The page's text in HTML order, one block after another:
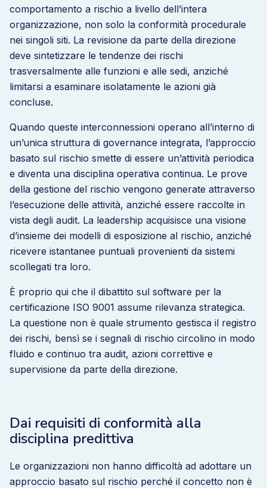
comportamento a rischio a livello dell’intera
organizzazione, non solo la conformità procedurale
nei singoli siti. La revisione da parte della direzione
deve sintetizzare le tendenze dei rischi
trasversalmente alle funzioni e alle sedi, anziché
limitarsi a esaminare isolatamente le azioni già
concluse.
Quando queste interconnessioni operano all’interno di
un’unica struttura di governance integrata, l’approccio
basato sul rischio smette di essere un’attività periodica
e diventa una disciplina operativa continua. Le prove
della gestione del rischio vengono generate attraverso
l’esecuzione delle attività, anziché essere raccolte in
vista degli audit. La leadership acquisisce una visione
d’insieme dei modelli di esposizione al rischio, anziché
ricevere istantanee puntuali provenienti da sistemi
scollegati tra loro.
È proprio qui che il dibattito sul software per la
certificazione ISO 9001 assume rilevanza strategica.
La questione non è quale strumento gestisca il registro
dei rischi, bensì se i segnali di rischio circolino in modo
fluido e continuo tra audit, azioni correttive e
supervisione da parte della direzione.
Dai requisiti di conformità alla
disciplina predittiva
Le organizzazioni non hanno difficoltà ad adottare un
approccio basato sul rischio perché il concetto non è